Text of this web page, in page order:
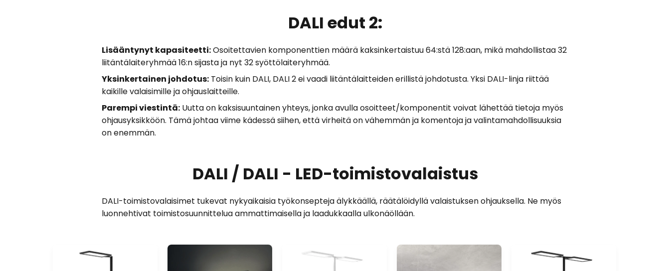
DALI edut 2:
Lisääntynyt kapasiteetti:Osoitettavien komponenttien määrä kaksinkertaistuu 64:stä 128:aan, mikä mahdollistaa 32
liitäntälaiteryhmää 16:n sijasta ja nyt 32 syöttölaiteryhmää.
Yksinkertainen johdotus: Toisin kuin DALI, DALI 2 ei vaadi liitäntälaitteiden erillistä johdotusta. Yksi DALI-linja riittää
kaikille valaisimille ja ohjauslaitteille.
Parempi viestintä: Uutta on kaksisuuntainen yhteys, jonka avulla osoitteet/komponentit voivat lähettää tietoja myös
ohjausyksikköön. Tämä johtaa viime kädessä siihen, että virheitä on vähemmän ja komentoja ja valintamahdollisuuksia
on enemmän.
DALI / DALI - LED-toimistovalaistus
DALI-toimistovalaisimet tukevat nykyaikaisia työkonsepteja älykkäällä, räätälöidyllä valaistuksen ohjauksella. Ne myös
luonnehtivat toimistosuunnittelua ammattimaisella ja laadukkaalla ulkonäöllään.